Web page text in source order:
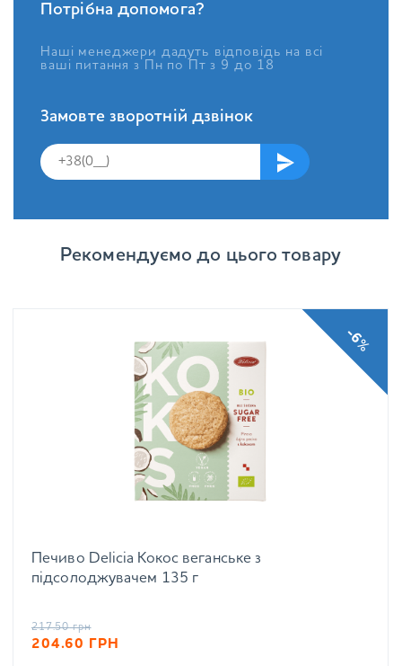
Потрібна допомога?
Наші менеджери дадуть відповідь на всі
ваші питання з Пн по Пт з 9 до 18
Замовте зворотній дзвінок
Рекомендуємо до цього товару
Печиво Delicia Кокос веганське з
підсолоджувачем 135 г
217.50 грн
204.60 ГРН
-6%